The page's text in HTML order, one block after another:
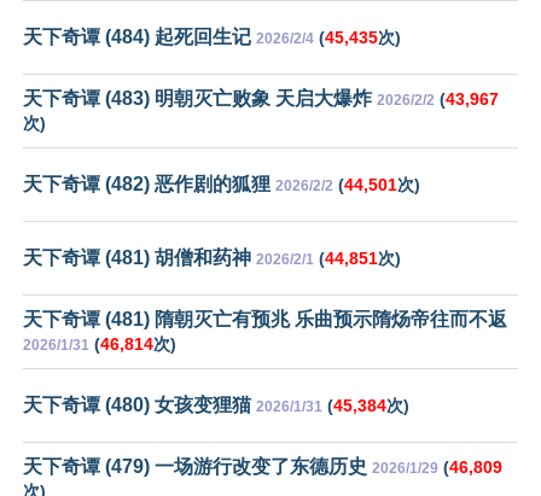
天下奇谭 (484) 起死回生记 2026/2/4 (45,435次)
天下奇谭 (483) 明朝灭亡败象 天启大爆炸 2026/2/2 (43,967
次)
天下奇谭 (482) 恶作剧的狐狸 2026/2/2 (44,501次)
天下奇谭 (481) 胡僧和药神 2026/2/1 (44,851次)
天下奇谭 (481) 隋朝灭亡有预兆 乐曲预示隋炀帝往而不返
2026/1/31 (46,814次)
天下奇谭 (480) 女孩变狸猫 2026/1/31 (45,384次)
天下奇谭 (479) 一场游行改变了东德历史 2026/1/29 (46,809
次)